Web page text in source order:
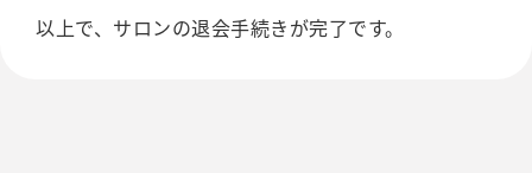
以上で、サロンの退会手続きが完了です。